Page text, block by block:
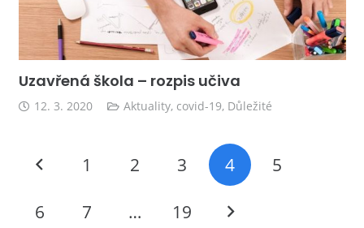
Uzavřená škola – rozpis učiva
12. 3. 2020 Aktuality, covid-19, Důležité
1 2 3 4 5
6 7 … 19